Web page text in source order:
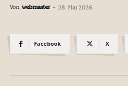
Von webmaster - 28. Mai 2026
Facebook X